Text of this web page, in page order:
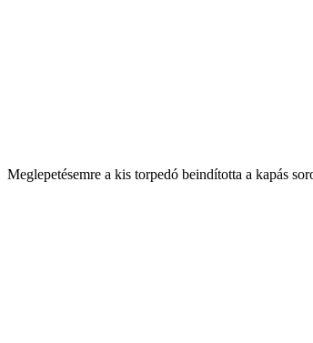
Meglepetésemre a kis torpedó beindította a kapás